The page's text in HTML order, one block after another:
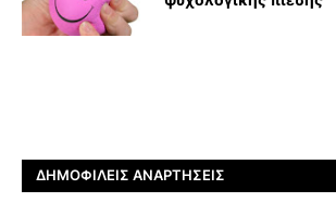
ΔΗΜΟΦΙΛΕΊΣ ΑΝΑΡΤΉΣΕΙΣ